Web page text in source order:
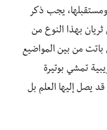
يجب ذكر
بهذا النوع من
باتت من بين المواضيع
تمشي بوتيرة
قد يصل إليها العلم بل